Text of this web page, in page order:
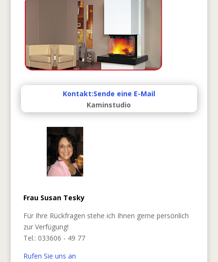
Kontakt:Sende eine E-Mail
Kaminstudio
Frau Susan Tesky
Für Ihre Rückfragen stehe ich Ihnen gerne persönlich
zur Verfügung!
Tel.: 033606 - 49 77
Rufen Sie uns an